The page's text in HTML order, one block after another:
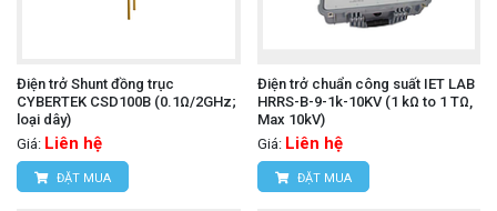
Điện trở Shunt đồng trục
CYBERTEK CSD100B (0.1Ω/2GHz;
loại dây)
Giá: Liên hệ
ĐẶT MUA
Điện trở chuẩn công suất IET LAB
HRRS-B-9-1k-10KV (1 kΩ to 1 TΩ,
Max 10kV)
Giá: Liên hệ
ĐẶT MUA